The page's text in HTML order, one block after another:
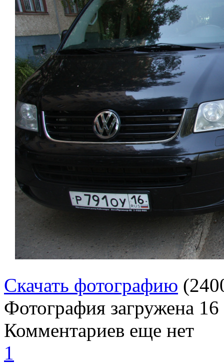
Скачать фотографию
Фотография загружена
Комментариев еще нет
1